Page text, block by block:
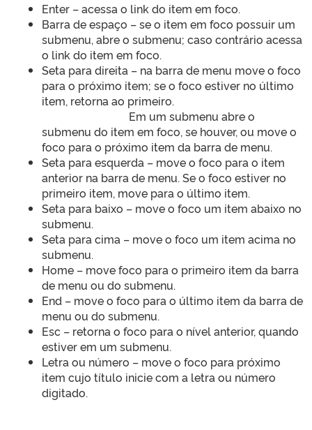
Enter – acessa o link do item em foco.
Barra de espaço – se o item em foco possuir um
submenu, abre o submenu; caso contrário acessa
o link do item em foco.
Seta para direita – na barra de menu move o foco
para o próximo item; se o foco estiver no último
item, retorna ao primeiro.
Em um submenu abre o
submenu do item em foco, se houver, ou move o
foco para o próximo item da barra de menu.
Seta para esquerda – move o foco para o item
anterior na barra de menu. Se o foco estiver no
primeiro item, move para o último item.
Seta para baixo – move o foco um item abaixo no
submenu.
Seta para cima – move o foco um item acima no
submenu.
Home – move foco para o primeiro item da barra
de menu ou do submenu.
End – move o foco para o último item da barra de
menu ou do submenu.
Esc – retorna o foco para o nível anterior, quando
estiver em um submenu.
Letra ou número – move o foco para próximo
item cujo título inicie com a letra ou número
digitado.